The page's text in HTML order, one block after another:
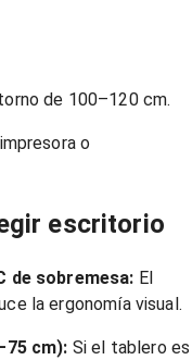
de 100–120 cm.
o
escritorio
de sobremesa: El
la ergonomía visual.
cm): Si el tablero es